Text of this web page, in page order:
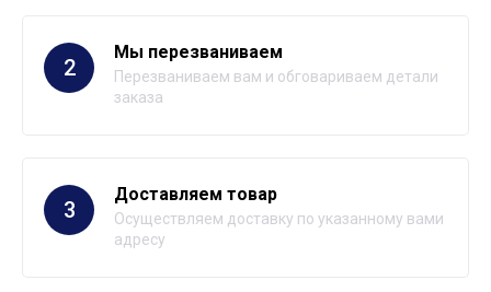
2
Мы перезваниваем
Перезваниваем вам и обговариваем детали
заказа
3
Доставляем товар
Осуществляем доставку по указанному вами
адресу